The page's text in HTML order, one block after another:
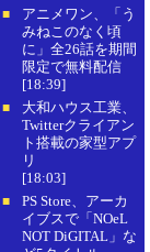
■
アニメワン、「う
みねこのなく頃
に」全26話を期間
限定で無料配信
[18:39]
■
大和ハウス工業、
Twitterクライアン
ト搭載の家型アプ
リ
[18:03]
■
PS Store、アーカ
イブスで「NOeL
NOT DiGITAL」な